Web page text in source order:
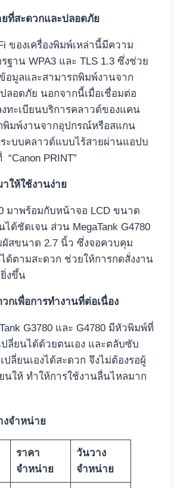
ยที่สะดวกและปลอดภัย
ของเครื่องพิมพ์เหล่านี้มีความ
าน WPA3 และ TLS 1.3 ซึ่งช่วย
อมูลและสามารถพิมพ์งานจาก
ลอดภัย นอกจากนี้เมื่อเชื่อมต่อ
ทะเบียนบริการคลาวด์ของแคน
พิมพ์งานจากอุปกรณ์หรือสแกน
ระบบคลาวด์แบบไร้สายผ่านแอปบ
PRINT”
ให้ใช้งานง่าย
มาพร้อมกับหน้าจอ LCD ขนาด
ได้ชัดเจน ส่วน MegaTank G4780
สขนาด 2.7 นิ้ว ซึ่งจอควบคุม
ด้ตามสะดวก ช่วยให้การกดสั่งงาน
ยิ่งขึ้น
กเพื่อการทำงานที่ต่อเนื่อง
G3780 และ G4780 มีหัวพิมพ์ที่
ปลี่ยนได้ด้วยตนเอง และตลับซับ
ลี่ยนเองได้สะดวก จึงไม่ต้องรอผู้
นให้ ทำให้การใช้งานลื่นไหลมาก
งจำหน่าย
ราคา
จำหน่าย
วันวาง
จำหน่าย